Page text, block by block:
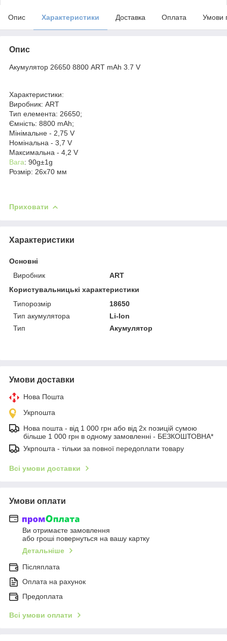
Опис Характеристики Доставка Оплата Умови
Опис
Акумулятор 26650 8800 ART mAh 3.7 V
Характеристики:
Виробник: ART
Тип елемента: 26650;
Ємність: 8800 mAh;
Мінімальне - 2,75 V
Номінальна - 3,7 V
Максимальна - 4,2 V
Вага: 90g±1g
Розмір: 26x70 мм
Приховати
Характеристики
Основні
Виробник
ART
Користувальницькі характеристики
Типорозмір
18650
Тип акумулятора
Li-Ion
Тип
Акумулятор
Умови доставки
Нова Пошта
Укрпошта
Нова пошта - від 1 000 грн або від 2х позицій сумою
більше 1 000 грн в одному замовленні - БЕЗКОШТОВНА*
Укрпошта - тільки за повної передоплати товару
Всі умови доставки
Умови оплати
Ви отримаєте замовлення
або гроші повернуться на вашу картку
Детальніше
Післяплата
Оплата на рахунок
Предоплата
Всі умови оплати